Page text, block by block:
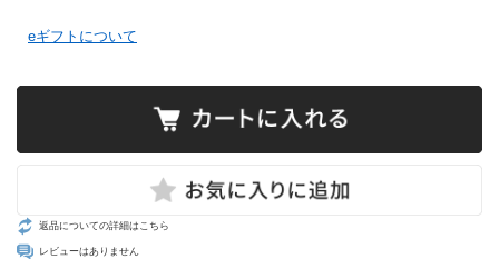
eギフトについて
返品についての詳細はこちら
レビューはありません